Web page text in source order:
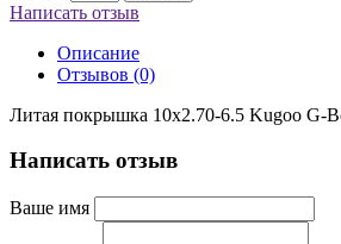
Написать отзыв
Описание
Отзывов (0)
Литая покрышка 10x2.70-6.5 Kugoo G-
Написать отзыв
Ваше имя